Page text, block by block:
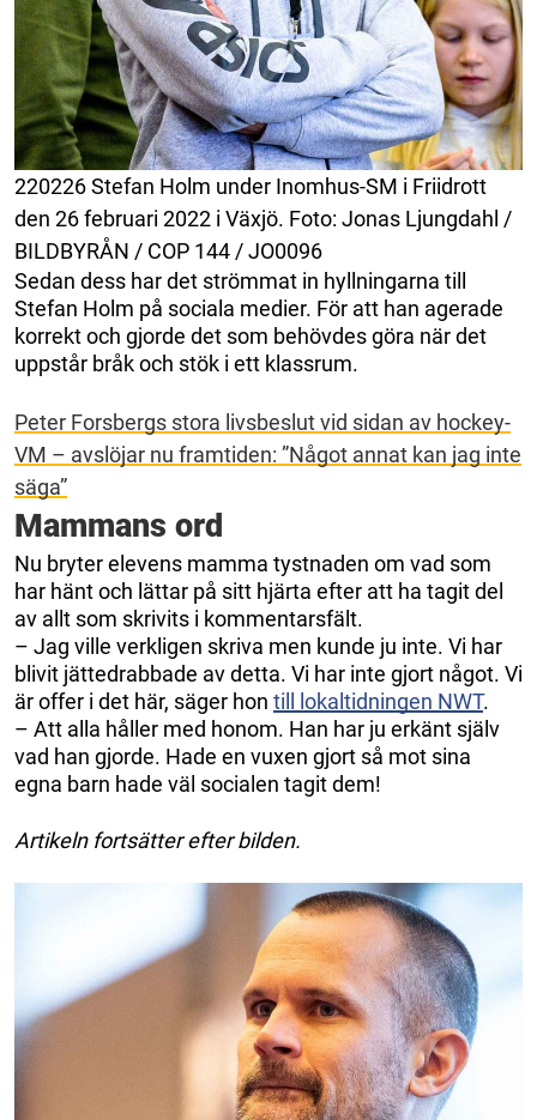
220226 Stefan Holm under Inomhus-SM i Friidrott
den 26 februari 2022 i Växjö. Foto: Jonas Ljungdahl /
BILDBYRÅN / COP 144 / JO0096
Sedan dess har det strömmat in hyllningarna till
Stefan Holm på sociala medier. För att han agerade
korrekt och gjorde det som behövdes göra när det
uppstår bråk och stök i ett klassrum.
Peter Forsbergs stora livsbeslut vid sidan av hockey-
VM – avslöjar nu framtiden: ”Något annat kan jag inte
säga”
Mammans ord
Nu bryter elevens mamma tystnaden om vad som
har hänt och lättar på sitt hjärta efter att ha tagit del
av allt som skrivits i kommentarsfält.
– Jag ville verkligen skriva men kunde ju inte. Vi har
blivit jättedrabbade av detta. Vi har inte gjort något. Vi
är offer i det här, säger hon till lokaltidningen NWT.
– Att alla håller med honom. Han har ju erkänt själv
vad han gjorde. Hade en vuxen gjort så mot sina
egna barn hade väl socialen tagit dem!
Artikeln fortsätter efter bilden.